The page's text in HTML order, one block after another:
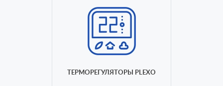
ТЕРМОРЕГУЛЯТОРЫ PLEXO